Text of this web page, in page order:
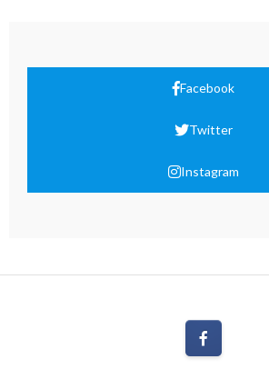
Facebook
Twitter
Instagram